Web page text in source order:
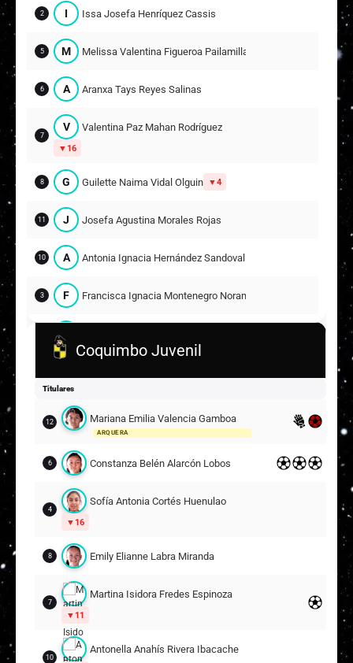
2 I Issa Josefa Henríquez Cassis
5 M Melissa Valentina Figueroa Pailamilla
6 A Aranxa Tays Reyes Salinas
7
V Valentina Paz Mahan Rodríguez
16
8 G Guilette Naima Vidal Olguin 4
11 J Josefa Agustina Morales Rojas
10 A Antonia Ignacia Hernández Sandoval
3 F Francisca Ignacia Montenegro Norambuena
M Mía Renata Pinto Marambio 8
16 A Agustina Paz Ríos Lagos 7
13 S Santina Gianella Vásquez Pizarro
9
M Margarita Elena Linares Valenzuela
15
Coquimbo Juvenil
Titulares
12 Mariana Emilia Valencia Gamboa
ARQUERA
6 Constanza Belén Alarcón Lobos
4
Sofía Antonia Cortés Huenulao
16
8 Emily Elianne Labra Miranda
7
Martina Isidora Fredes Espinoza
11
10
Antonella Anahís Rivera Ibacache